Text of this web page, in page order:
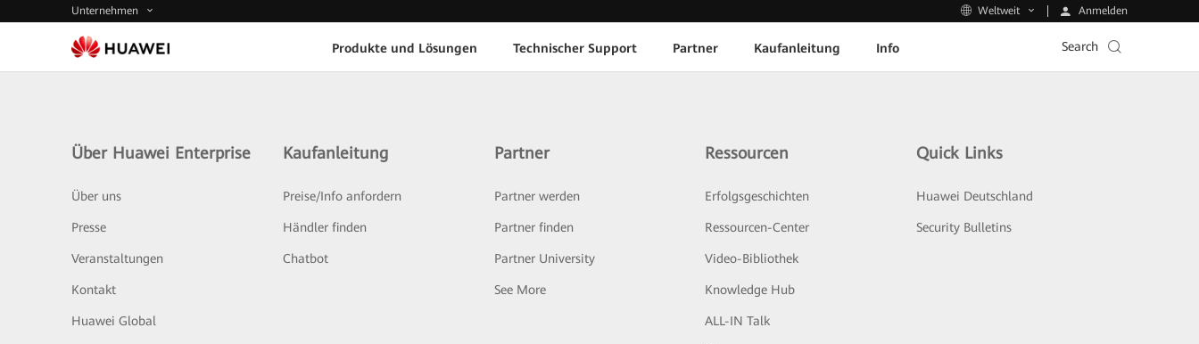
Unternehmen Weltweit Anmelden
Produkte und Lösungen Technischer Support Partner Kaufanleitung Info Search
Über Huawei Enterprise
Über uns
Presse
Veranstaltungen
Kontakt
Huawei Global
Kaufanleitung
Preise/Info anfordern
Händler finden
Chatbot
Partner
Partner werden
Partner finden
Partner University
See More
Ressourcen
Erfolgsgeschichten
Ressourcen-Center
Video-Bibliothek
Knowledge Hub
ALL-IN Talk
Quick Links
Huawei Deutschland
Security Bulletins